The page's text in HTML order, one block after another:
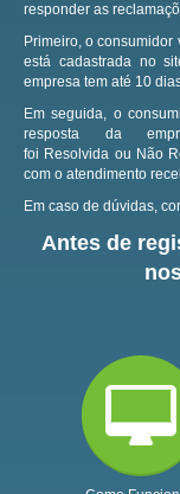
responder as
Primeiro, o
está cadastrada no
empresa tem até 10
Em seguida, o
resposta da
foi Resolvida ou Não
com o atendimento
Em caso de dúvidas,
Antes de